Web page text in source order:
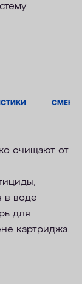
очищают от
в воде
для
картриджа.